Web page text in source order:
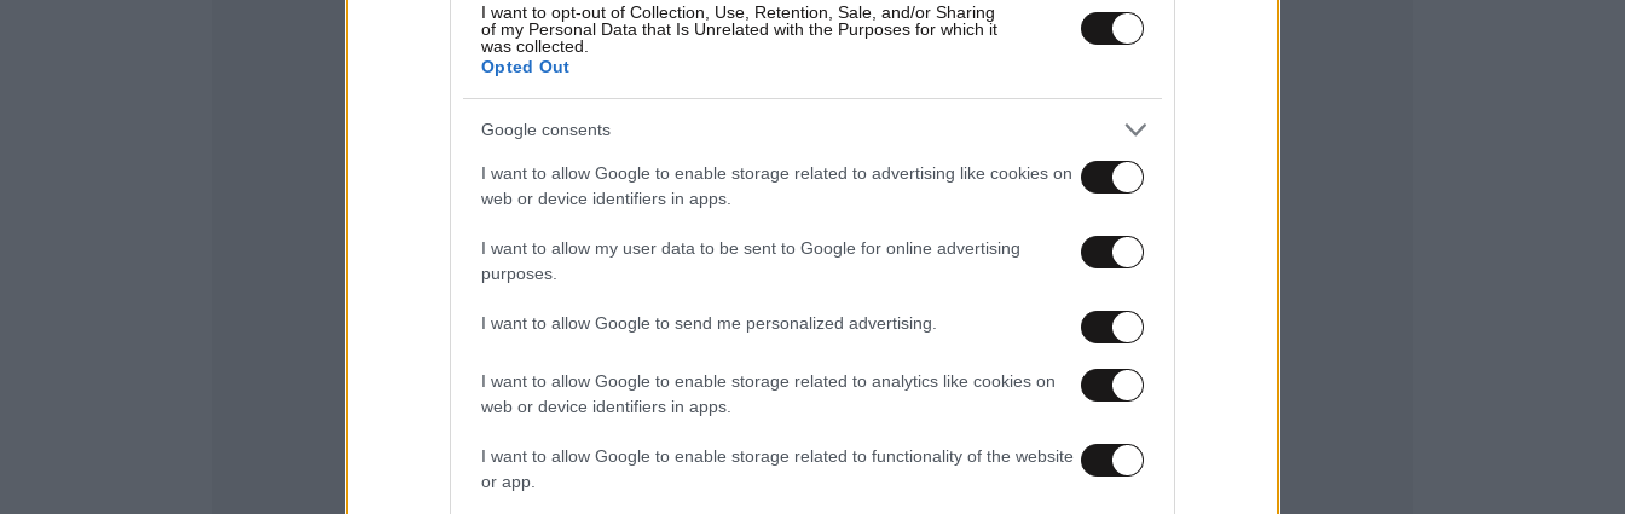
I want to opt-out of Collection, Use, Retention, Sale, and/or Sharing
of my Personal Data that Is Unrelated with the Purposes for which it
was collected.
Opted Out
Google consents
I want to allow Google to enable storage related to advertising like cookies on
web or device identifiers in apps.
I want to allow my user data to be sent to Google for online advertising
purposes.
I want to allow Google to send me personalized advertising.
I want to allow Google to enable storage related to analytics like cookies on
web or device identifiers in apps.
I want to allow Google to enable storage related to functionality of the website
or app.